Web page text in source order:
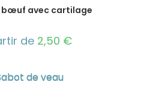
bœuf avec cartilage
de 2,50 €